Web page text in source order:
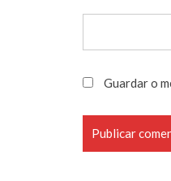
Guardar o